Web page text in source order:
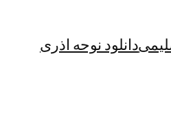
دانلود نوحه اذری